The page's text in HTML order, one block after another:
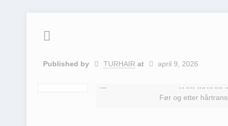
Published by TURHAIR at april 9, 2026
Før og etter